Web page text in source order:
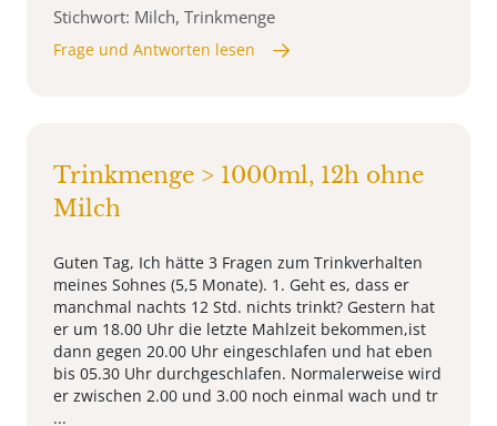
Stichwort: Milch, Trinkmenge
Frage und Antworten lesen
Trinkmenge > 1000ml, 12h ohne
Milch
Guten Tag, Ich hätte 3 Fragen zum Trinkverhalten
meines Sohnes (5,5 Monate). 1. Geht es, dass er
manchmal nachts 12 Std. nichts trinkt? Gestern hat
er um 18.00 Uhr die letzte Mahlzeit bekommen,ist
dann gegen 20.00 Uhr eingeschlafen und hat eben
bis 05.30 Uhr durchgeschlafen. Normalerweise wird
er zwischen 2.00 und 3.00 noch einmal wach und tr
...